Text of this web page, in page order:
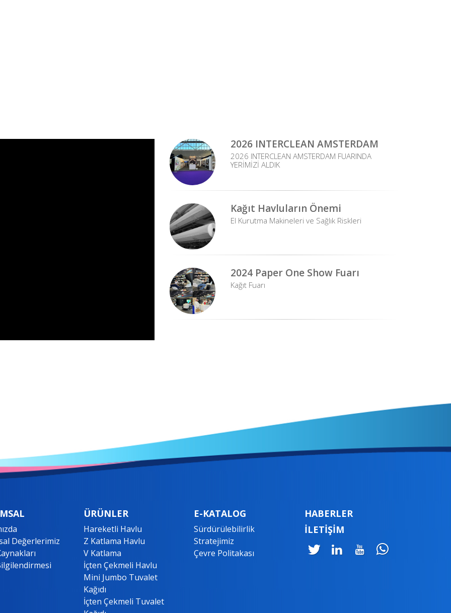
2026 INTERCLEAN AMSTERDAM
2026 INTERCLEAN AMSTERDAM FUARINDA
YERİMİZİ ALDIK
Kağıt Havluların Önemi
El Kurutma Makineleri ve Sağlık Riskleri
2024 Paper One Show Fuarı
Kağıt Fuarı
Değerlerimiz
ÜRÜNLER
Hareketli Havlu
Z Katlama Havlu
V Katlama
İçten Çekmeli Havlu
Mini Jumbo Tuvalet
Kağıdı
İçten Çekmeli Tuvalet
E-KATALOG
Sürdürülebilirlik
Stratejimiz
Çevre Politakası
HABERLER
İLETİŞİM